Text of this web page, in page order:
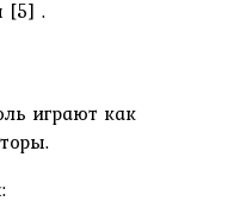
[5] .
играют как